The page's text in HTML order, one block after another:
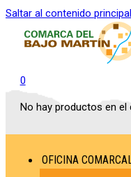
Saltar al contenido principal
0
No hay productos en el
OFICINA